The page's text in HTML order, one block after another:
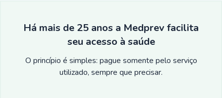
Há mais de 25 anos a Medprev facilita
seu acesso à saúde
O princípio é simples: pague somente pelo serviço
utilizado, sempre que precisar.